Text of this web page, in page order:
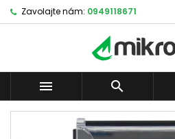
Zavolajte nám: 0949118671
 